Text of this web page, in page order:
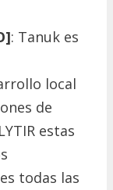
: Tanuk es
local
de
estas
todas las